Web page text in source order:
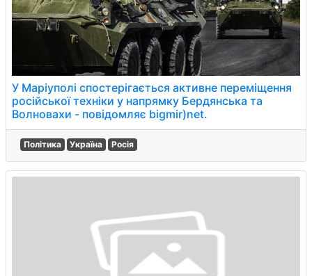
У Маріуполі спостерігається активне переміщення
російської техніки у напрямку Бердянська та
Волновахи - повідомляє bigmir)net.
Політика Україна Росія